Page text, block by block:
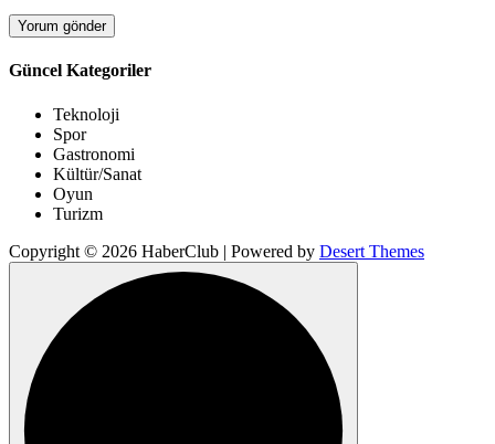
Güncel Kategoriler
Teknoloji
Spor
Gastronomi
Kültür/Sanat
Oyun
Turizm
Copyright © 2026 HaberClub | Powered by Desert Themes